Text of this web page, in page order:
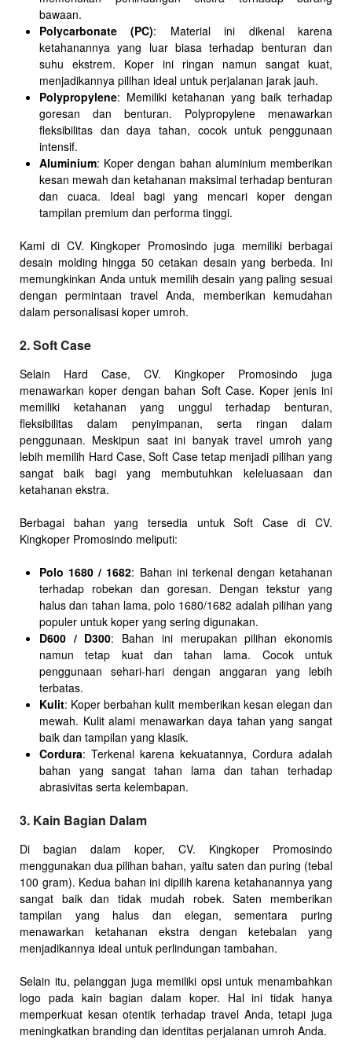
bawaan.
Polycarbonate (PC): Material ini dikenal karena
ketahanannya yang luar biasa terhadap benturan dan
suhu ekstrem. Koper ini ringan namun sangat kuat,
menjadikannya pilihan ideal untuk perjalanan jarak jauh.
Polypropylene: Memiliki ketahanan yang baik terhadap
goresan dan benturan. Polypropylene menawarkan
fleksibilitas dan daya tahan, cocok untuk penggunaan
intensif.
Aluminium: Koper dengan bahan aluminium memberikan
kesan mewah dan ketahanan maksimal terhadap benturan
dan cuaca. Ideal bagi yang mencari koper dengan
tampilan premium dan performa tinggi.
Kami di CV. Kingkoper Promosindo juga memiliki berbagai
desain molding hingga 50 cetakan desain yang berbeda. Ini
memungkinkan Anda untuk memilih desain yang paling sesuai
dengan permintaan travel Anda, memberikan kemudahan
dalam personalisasi koper umroh.
2. Soft Case
Selain Hard Case, CV. Kingkoper Promosindo juga
menawarkan koper dengan bahan Soft Case. Koper jenis ini
memiliki ketahanan yang unggul terhadap benturan,
fleksibilitas dalam penyimpanan, serta ringan dalam
penggunaan. Meskipun saat ini banyak travel umroh yang
lebih memilih Hard Case, Soft Case tetap menjadi pilihan yang
sangat baik bagi yang membutuhkan keleluasaan dan
ketahanan ekstra.
Berbagai bahan yang tersedia untuk Soft Case di CV.
Kingkoper Promosindo meliputi:
Polo 1680 / 1682: Bahan ini terkenal dengan ketahanan
terhadap robekan dan goresan. Dengan tekstur yang
halus dan tahan lama, polo 1680/1682 adalah pilihan yang
populer untuk koper yang sering digunakan.
D600 / D300: Bahan ini merupakan pilihan ekonomis
namun tetap kuat dan tahan lama. Cocok untuk
penggunaan sehari-hari dengan anggaran yang lebih
terbatas.
Kulit: Koper berbahan kulit memberikan kesan elegan dan
mewah. Kulit alami menawarkan daya tahan yang sangat
baik dan tampilan yang klasik.
Cordura: Terkenal karena kekuatannya, Cordura adalah
bahan yang sangat tahan lama dan tahan terhadap
abrasivitas serta kelembapan.
3. Kain Bagian Dalam
Di bagian dalam koper, CV. Kingkoper Promosindo
menggunakan dua pilihan bahan, yaitu saten dan puring (tebal
100 gram). Kedua bahan ini dipilih karena ketahanannya yang
sangat baik dan tidak mudah robek. Saten memberikan
tampilan yang halus dan elegan, sementara puring
menawarkan ketahanan ekstra dengan ketebalan yang
menjadikannya ideal untuk perlindungan tambahan.
Selain itu, pelanggan juga memiliki opsi untuk menambahkan
logo pada kain bagian dalam koper. Hal ini tidak hanya
memperkuat kesan otentik terhadap travel Anda, tetapi juga
meningkatkan branding dan identitas perjalanan umroh Anda.